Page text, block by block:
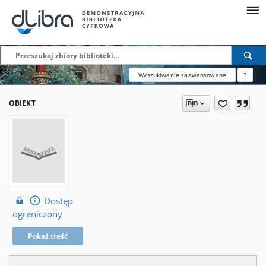
Wyszukiwanie zaawansowane ?
OBIEKT
Dostęp
ograniczony
Pokaż treść